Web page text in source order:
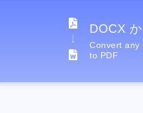
DOCX
Convert any
to PDF